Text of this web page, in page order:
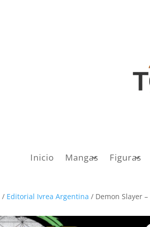
Inicio Mangas Figuras
/ Editorial Ivrea Argentina / Demon Slayer